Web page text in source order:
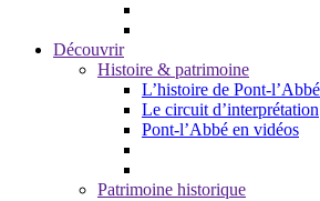
Découvrir
Histoire & patrimoine
L’histoire de Pont-l’Abbé
Le circuit d’interprétation
Pont-l’Abbé en vidéos
Patrimoine historique